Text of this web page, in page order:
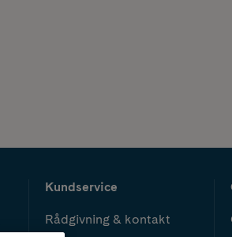
Kundservice
Rådgivning & kontakt